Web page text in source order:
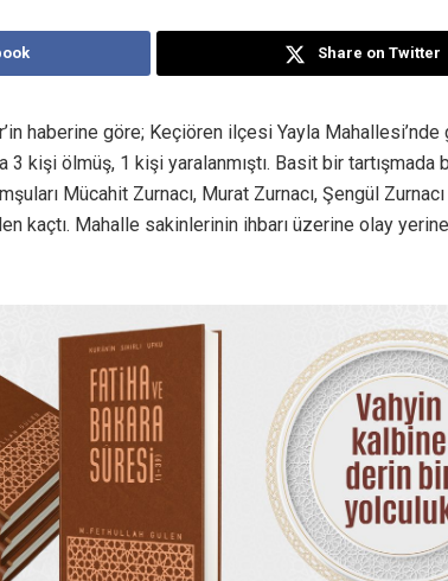
Share on Twitter
haberine göre; Keçiören ilçesi Yayla Mahallesi’nde
3 kişi ölmüş, 1 kişi yaralanmıştı. Basit bir tartışmada
Mücahit Zurnacı, Murat Zurnacı, Şengül
kaçtı. Mahalle sakinlerinin ihbarı üzerine olay